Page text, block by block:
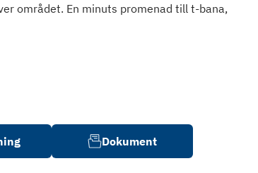
området. En minuts promenad till t-bana,
Dokument